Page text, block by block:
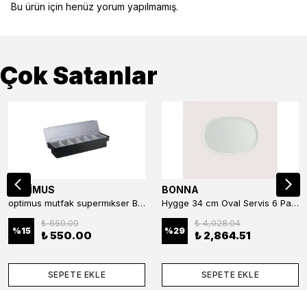
Bu ürün için henüz yorum yapılmamış.
Çok Satanlar
OPTİMUS
optimus mutfak supermıkser Bar Konteyner 6'lı 50×16×9 cm Kapaklı Polikarbon Organizer Bar & Kafe
%15
₺ 650.00
₺ 550.00
SEPETE EKLE
BONNA
Hygge 34 cm Oval Servis 6 Parça
%29
₺ 4,028.04
₺ 2,864.51
SEPETE EKLE